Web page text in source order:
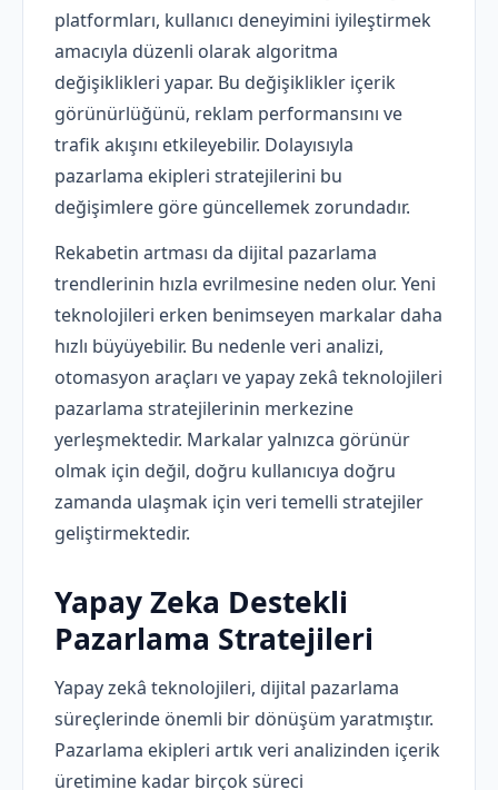
platformları, kullanıcı deneyimini iyileştirmek
amacıyla düzenli olarak algoritma
değişiklikleri yapar. Bu değişiklikler içerik
görünürlüğünü, reklam performansını ve
trafik akışını etkileyebilir. Dolayısıyla
pazarlama ekipleri stratejilerini bu
değişimlere göre güncellemek zorundadır.
Rekabetin artması da dijital pazarlama
trendlerinin hızla evrilmesine neden olur. Yeni
teknolojileri erken benimseyen markalar daha
hızlı büyüyebilir. Bu nedenle veri analizi,
otomasyon araçları ve yapay zekâ teknolojileri
pazarlama stratejilerinin merkezine
yerleşmektedir. Markalar yalnızca görünür
olmak için değil, doğru kullanıcıya doğru
zamanda ulaşmak için veri temelli stratejiler
geliştirmektedir.
Yapay Zeka Destekli
Pazarlama Stratejileri
Yapay zekâ teknolojileri, dijital pazarlama
süreçlerinde önemli bir dönüşüm yaratmıştır.
Pazarlama ekipleri artık veri analizinden içerik
üretimine kadar birçok süreci